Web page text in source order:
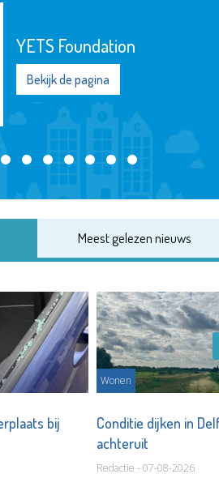
YETS Foundation
Bekijk de pagina
Meest gelezen nieuws
bij
Wonen
Conditie dijken in
achteruit
Redactie - 07-08-2026